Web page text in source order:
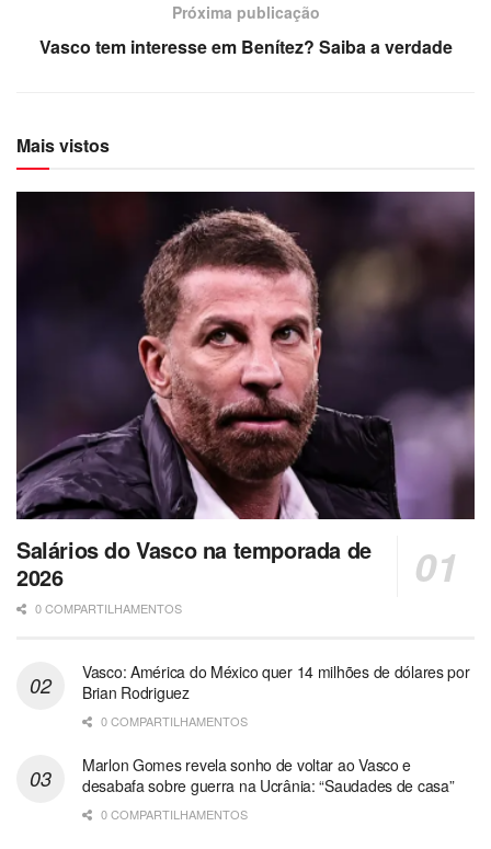
Próxima publicação
Vasco tem interesse em Benítez? Saiba a verdade
Mais vistos
Salários do Vasco na temporada de
2026
0 COMPARTILHAMENTOS
Vasco: América do México quer 14 milhões de dólares por
Brian Rodriguez
0 COMPARTILHAMENTOS
Marlon Gomes revela sonho de voltar ao Vasco e
desabafa sobre guerra na Ucrânia: “Saudades de casa”
0 COMPARTILHAMENTOS